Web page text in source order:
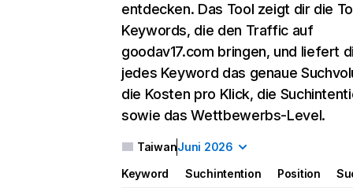
entdecken. Das Tool zeigt dir die
Keywords, die den Traffic auf
goodav17.com bringen, und liefert
jedes Keyword das genaue
die Kosten pro Klick, die
sowie das Wettbewerbs-Level.
TaiwanJuni 2026
Keyword Suchintention Position